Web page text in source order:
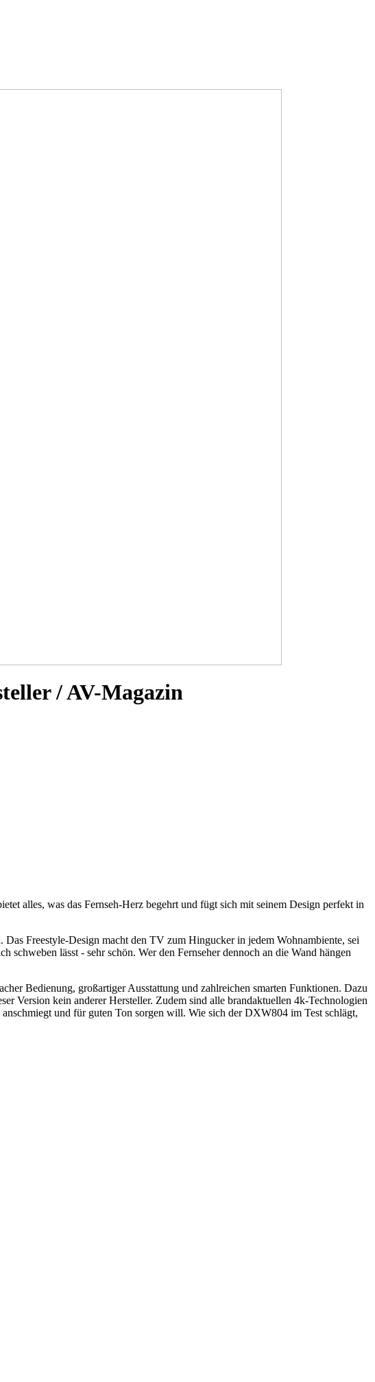
/ AV-Magazin
alles, was das Fernseh-Herz begehrt und fügt sich mit seinem Design perfekt in
Freestyle-Design macht den TV zum Hingucker in jedem Wohnambiente, sei
lässt - sehr schön. Wer den Fernseher dennoch an die Wand hängen
Bedienung, großartiger Ausstattung und zahlreichen smarten Funktionen. Dazu
Version kein anderer Hersteller. Zudem sind alle brandaktuellen 4k-Technologien
und für guten Ton sorgen will. Wie sich der DXW804 im Test schlägt,